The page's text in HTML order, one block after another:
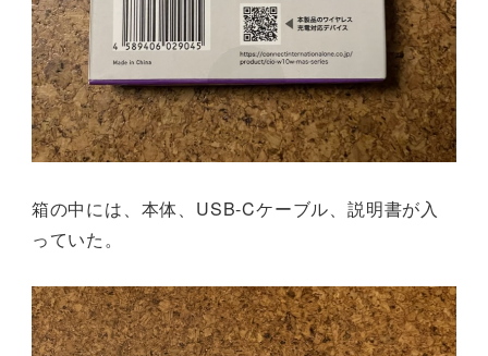
箱の中には、本体、USB-Cケーブル、説明書が入
っていた。